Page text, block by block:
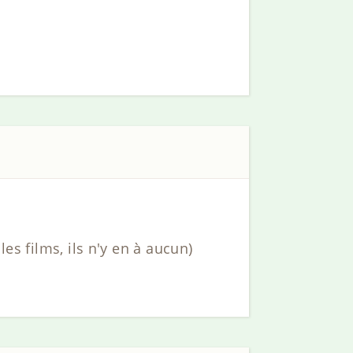
films, ils n'y en à aucun)